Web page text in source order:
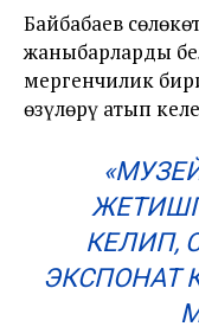
Байбабаев
жаныбарларды
мергенчилик
өзүлөрү атып
КЕЛИП,
ЭКСПОНАТ